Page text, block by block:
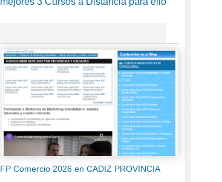
FP Comercio 2026 en CADIZ PROVINCIA